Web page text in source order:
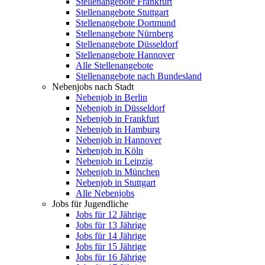
Stellenangebote Stuttgart
Stellenangebote Dortmund
Stellenangebote Nürnberg
Stellenangebote Düsseldorf
Stellenangebote Hannover
Alle Stellenangebote
Stellenangebote nach Bundesland
Nebenjobs nach Stadt
Nebenjob in Berlin
Nebenjob in Düsseldorf
Nebenjob in Frankfurt
Nebenjob in Hamburg
Nebenjob in Hannover
Nebenjob in Köln
Nebenjob in Leipzig
Nebenjob in München
Nebenjob in Stuttgart
Alle Nebenjobs
Jobs für Jugendliche
Jobs für 12 Jährige
Jobs für 13 Jährige
Jobs für 14 Jährige
Jobs für 15 Jährige
Jobs für 16 Jährige